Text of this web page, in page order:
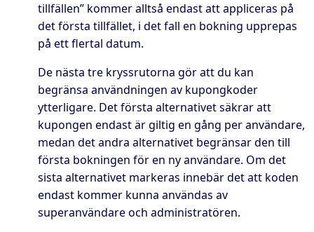
tillfällen” kommer alltså endast att appliceras på
det första tillfället, i det fall en bokning upprepas
på ett flertal datum.
De nästa tre kryssrutorna gör att du kan
begränsa användningen av kupongkoder
ytterligare. Det första alternativet säkrar att
kupongen endast är giltig en gång per användare,
medan det andra alternativet begränsar den till
första bokningen för en ny användare. Om det
sista alternativet markeras innebär det att koden
endast kommer kunna användas av
superanvändare och administratören.